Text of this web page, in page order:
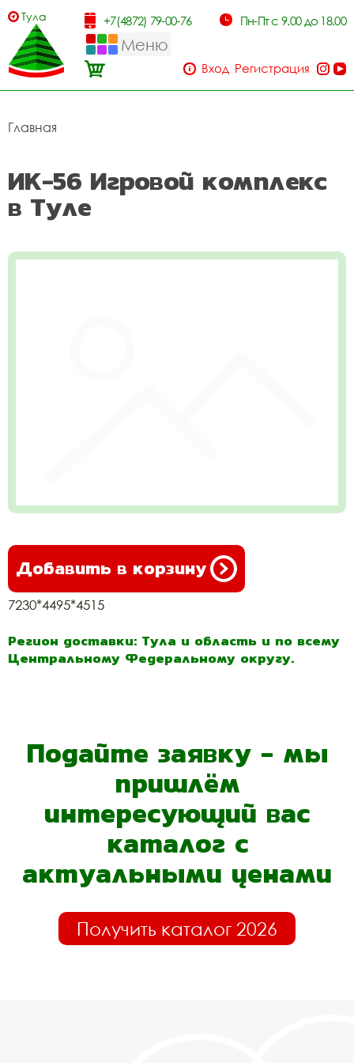
Тула +7(4872) 79-00-76 Пн-Пт с 9.00 до 18.00
Меню
Вход Регистрация
Главная
ИК-56 Игровой комплекс
в Туле
Добавить в корзину
7230*4495*4515
Регион доставки: Тула и область и по всему
Центральному Федеральному округу.
Подайте заявку - мы
пришлём
интересующий вас
каталог с
актуальными ценами
Получить каталог 2026